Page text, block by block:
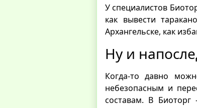
У специалистов
как вывести
Архангельске, как
Ну и
Когда-то давно
небезопасным и
составам. В Биоторг